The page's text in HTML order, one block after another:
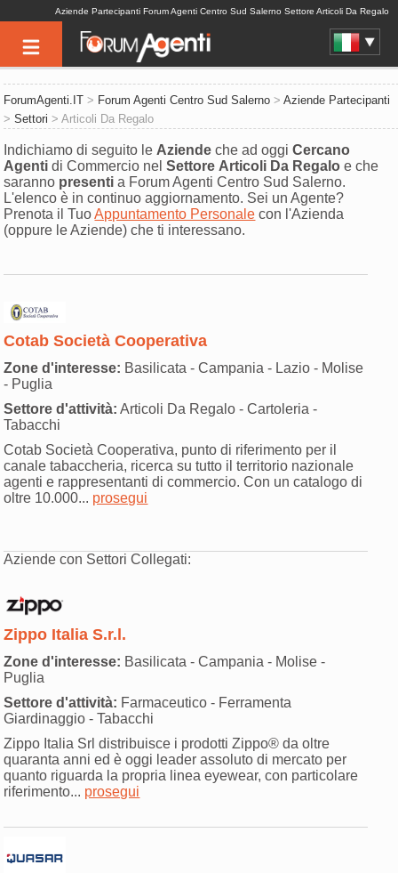
Aziende Partecipanti Forum Agenti Centro Sud Salerno Settore Articoli Da Regalo
ForumAgenti.IT > Forum Agenti Centro Sud Salerno >Aziende Partecipanti
>Settori > Articoli Da Regalo
Indichiamo di seguito le Aziende che ad oggiCercano
Agenti di Commercio nelSettore Articoli Da Regalo e che
saranno presenti a Forum Agenti Centro Sud Salerno.
L'elenco è in continuo aggiornamento. Sei un Agente?
Prenota il TuoAppuntamento Personale con l'Azienda
(oppure le Aziende) che ti interessano.
Cotab Società Cooperativa
Zone d'interesse: Basilicata - Campania - Lazio - Molise
- Puglia
Settore d'attività: Articoli Da Regalo - Cartoleria -
Tabacchi
Cotab Società Cooperativa, punto di riferimento per il
canale tabaccheria, ricerca su tutto il territorio nazionale
agenti e rappresentanti di commercio. Con un catalogo di
oltre 10.000... prosegui
Aziende con Settori Collegati:
Zippo Italia S.r.l.
Zone d'interesse: Basilicata - Campania - Molise -
Puglia
Settore d'attività: Farmaceutico - Ferramenta
Giardinaggio - Tabacchi
Zippo Italia Srl distribuisce i prodotti Zippo® da oltre
quaranta anni ed è oggi leader assoluto di mercato per
quanto riguarda la propria linea eyewear, con particolare
riferimento... prosegui